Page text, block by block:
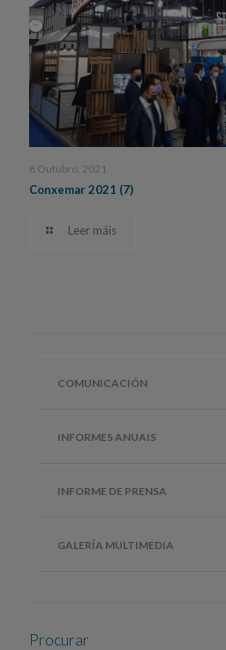
8 Outubro, 2021
Conxemar 2021 (7)
Leer máis
COMUNICACIÓN
INFORMES ANUAIS
INFORME DE PRENSA
GALERÍA MULTIMEDIA
Procurar